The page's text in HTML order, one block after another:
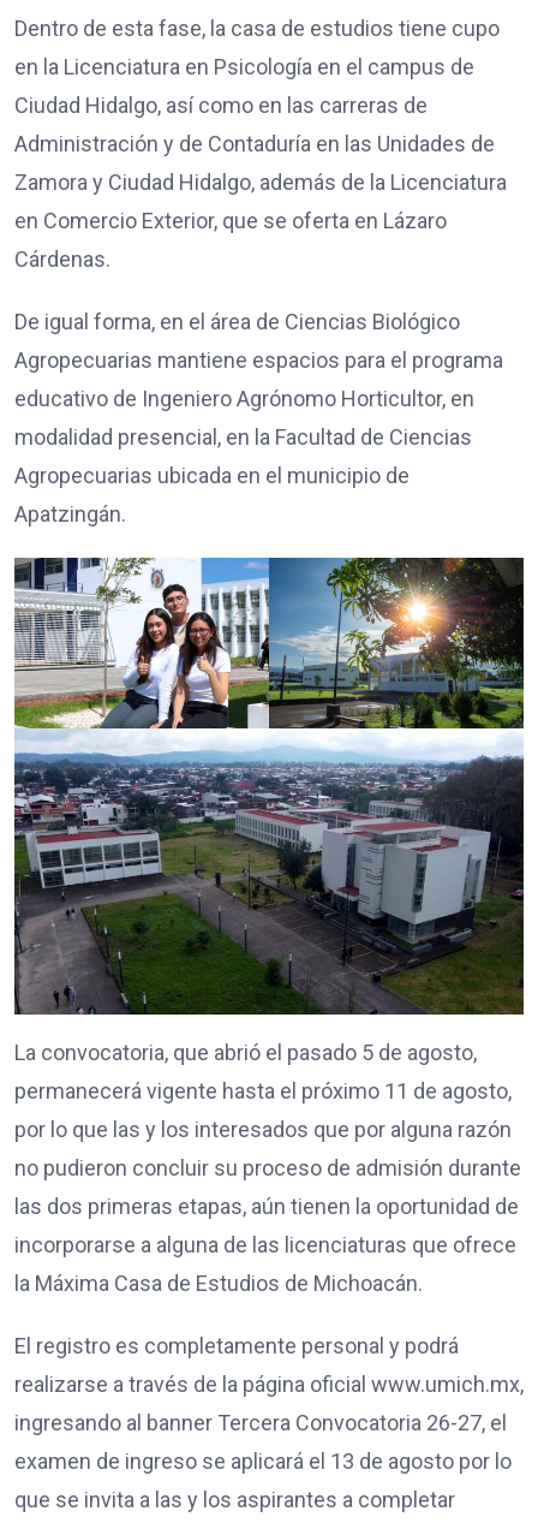
Dentro de esta fase, la casa de estudios tiene cupo
en la Licenciatura en Psicología en el campus de
Ciudad Hidalgo, así como en las carreras de
Administración y de Contaduría en las Unidades de
Zamora y Ciudad Hidalgo, además de la Licenciatura
en Comercio Exterior, que se oferta en Lázaro
Cárdenas.
De igual forma, en el área de Ciencias Biológico
Agropecuarias mantiene espacios para el programa
educativo de Ingeniero Agrónomo Horticultor, en
modalidad presencial, en la Facultad de Ciencias
Agropecuarias ubicada en el municipio de
Apatzingán.
La convocatoria, que abrió el pasado 5 de agosto,
permanecerá vigente hasta el próximo 11 de agosto,
por lo que las y los interesados que por alguna razón
no pudieron concluir su proceso de admisión durante
las dos primeras etapas, aún tienen la oportunidad de
incorporarse a alguna de las licenciaturas que ofrece
la Máxima Casa de Estudios de Michoacán.
El registro es completamente personal y podrá
realizarse a través de la página oficial www.umich.mx,
ingresando al banner Tercera Convocatoria 26-27, el
examen de ingreso se aplicará el 13 de agosto por lo
que se invita a las y los aspirantes a completar